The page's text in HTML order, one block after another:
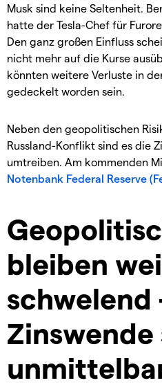
Musk sind keine Seltenheit.
hatte der Tesla-Chef für
Den ganz großen Einfluss
nicht mehr auf die Kurse
könnten weitere Verluste in
gedeckelt worden sein.
Neben den geopolitischen
Russland-Konflikt sind es die
umtreiben. Am kommenden
Notenbank Federal Reserve
bleiben
schwelend